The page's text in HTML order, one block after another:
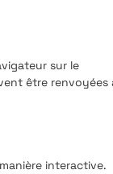
sur le
être renvoyées
interactive.